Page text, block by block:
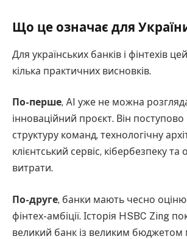
Що це означає для
Для українських банків і фінтехів
кілька практичних висновків.
По-перше, AI уже не можна
інноваційний проєкт. Він
структуру команд, технологічну
клієнтський сервіс, кібербезпеку та
витрати.
По-друге, банки мають чесно
фінтех-амбіції. Історія HSBC Zing
великий банк із великим